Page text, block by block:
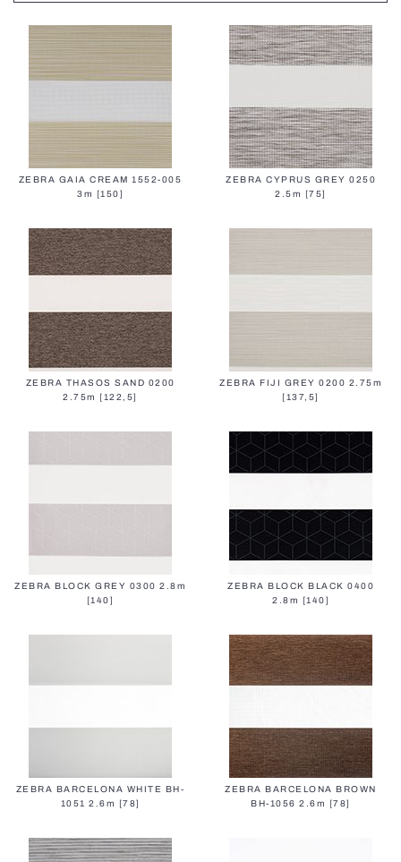
Dachfensterrollos
Elektrische Holzjalousien
Elektrische Holzjalousien MOTIONBLINDS
Smarte Steuerung mit SOMFY
Elektrische Vorhangschienen
Plissee-Insektenschutz
Pollenschutz-Insektenschutz
Elektrische Vorhangschienen
Torantriebe
Industrie-Sektionaltore
Sektionaltore mit Verglasung
Senkrechtmarkisen
BBQ-pergolen
Alle Pergolen
Carports
Gartenhäuser
BBQ-Pergolen
ZEBRA GAIA CREAM 1552-005
3m [150]
ZEBRA CYPRUS GREY 0250
2.5m [75]
ZEBRA THASOS SAND 0200
2.75m [122,5]
ZEBRA FIJI GREY 0200 2.75m
[137,5]
ZEBRA BLOCK GREY 0300 2.8m
[140]
ZEBRA BLOCK BLACK 0400
2.8m [140]
ZEBRA BARCELONA WHITE BH-
1051 2.6m [78]
ZEBRA BARCELONA BROWN
BH-1056 2.6m [78]